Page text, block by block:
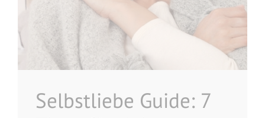
Selbstliebe Guide: 7